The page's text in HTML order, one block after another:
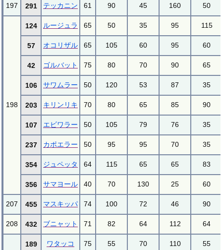
197 291 テッカニン 61 90 45 160 50
198
124 ルージュラ 65 50 35 95 115
57 オコリザル 65 105 60 95 60
42 ゴルバット 75 80 70 90 65
106 サワムラー 50 120 53 87 35
203 キリンリキ 70 80 65 85 90
107 エビワラー 50 105 79 76 35
237 カポエラー 50 95 95 70 35
354 ジュペッタ 64 115 65 65 83
356 サマヨール 40 70 130 25 60
207 455 マスキッパ 74 100 72 46 90
208 432 ブニャット 71 82 64 112 64
189 ワタッコ 75 55 70 110 55